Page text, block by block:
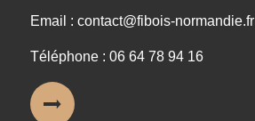
Email : contact@fibois-normandie.fr
Téléphone : 06 64 78 94 16